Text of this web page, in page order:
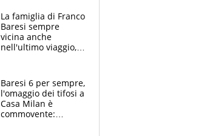
La famiglia di Franco
Baresi sempre
vicina anche
nell'ultimo viaggio,
circondati
dall'affetto dei tifosi
Baresi 6 per sempre,
l'omaggio dei tifosi a
Casa Milan è
commovente: